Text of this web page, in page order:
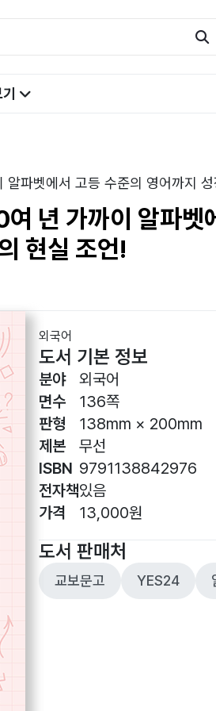
파벳에서 고등 수준의 영어까지
년 가까이 알파벳
현실 조언!
외국어
도서 기본 정보
분야
면수
판형
제본
ISBN
전자책
가격
외국어
136쪽
138mm × 200mm
무선
9791138842976
있음
13,000원
도서 판매처
교보문고 YES24